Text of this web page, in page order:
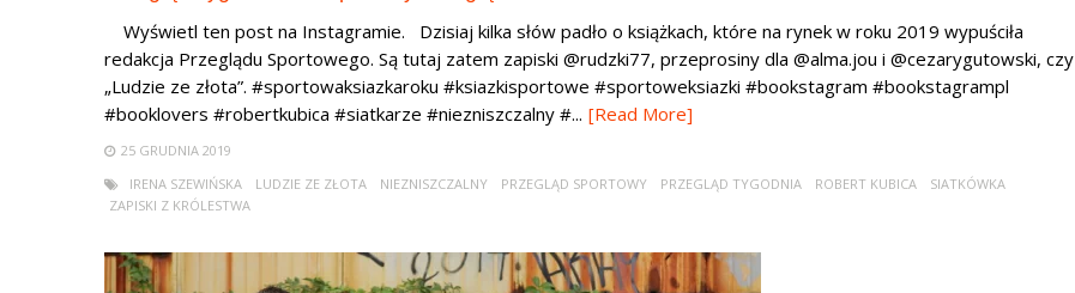
Wyświetl ten post na Instagramie. Dzisiaj kilka słów padło o książkach, które na rynek w roku 2019 wypuściła
redakcja Przeglądu Sportowego. Są tutaj zatem zapiski @rudzki77, przeprosiny dla @alma.jou i @cezarygutowski, czy
„Ludzie ze złota”. #sportowaksiazkaroku #ksiazkisportowe #sportoweksiazki #bookstagram #bookstagrampl
#booklovers #robertkubica #siatkarze #niezniszczalny #... [Read More]
25 GRUDNIA 2019
IRENA SZEWIŃSKA
LUDZIE ZE ZŁOTA NIEZNISZCZALNY PRZEGLĄD SPORTOWY PRZEGLĄD TYGODNIA ROBERT KUBICA
SIATKÓWKA
ZAPISKI Z KRÓLESTWA